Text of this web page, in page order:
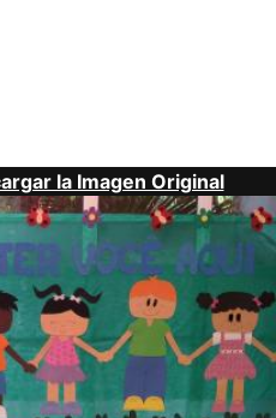
la Imagen Original